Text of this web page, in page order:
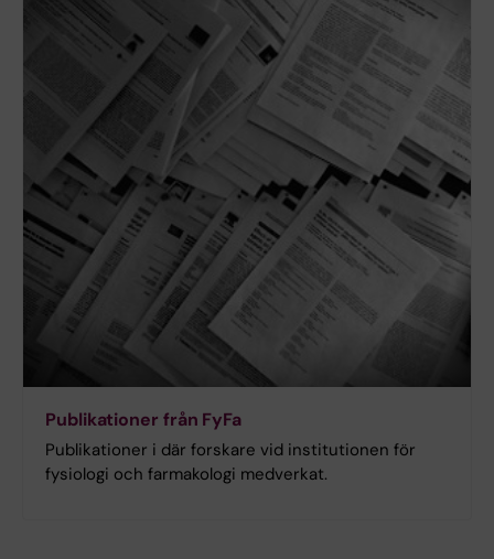
Publikationer från FyFa
Publikationer i där forskare vid institutionen för
fysiologi och farmakologi medverkat.